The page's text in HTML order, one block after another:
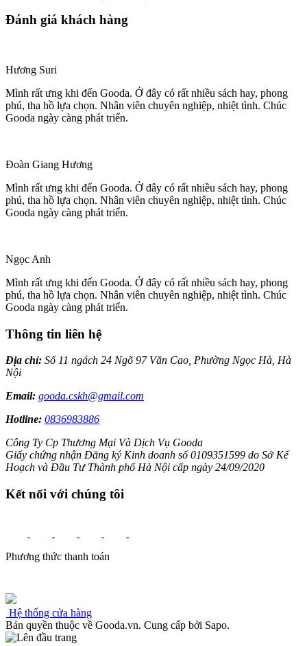
Đánh giá khách hàng
Hương Suri
Mình rất ưng khi đến Gooda. Ở đây có rất nhiều sách hay, phong
phú, tha hồ lựa chọn. Nhân viên chuyên nghiệp, nhiệt tình. Chúc
Gooda ngày càng phát triển.
Đoàn Giang Hương
Mình rất ưng khi đến Gooda. Ở đây có rất nhiều sách hay, phong
phú, tha hồ lựa chọn. Nhân viên chuyên nghiệp, nhiệt tình. Chúc
Gooda ngày càng phát triển.
Ngọc Anh
Mình rất ưng khi đến Gooda. Ở đây có rất nhiều sách hay, phong
phú, tha hồ lựa chọn. Nhân viên chuyên nghiệp, nhiệt tình. Chúc
Gooda ngày càng phát triển.
Thông tin liên hệ
Địa chỉ: Số 11 ngách 24 Ngõ 97 Văn Cao, Phường Ngọc Hà, Hà
Nội
Email: gooda.cskh@gmail.com
Hotline: 0836983886
Công Ty Cp Thương Mại Và Dịch Vụ Gooda
Giấy chứng nhận Đăng ký Kinh doanh số 0109351599 do Sở Kế
Hoạch và Đầu Tư Thành phố Hà Nội cấp ngày 24/09/2020
Kết nối với chúng tôi
Phương thức thanh toán
Hệ thống cửa hàng
Bản quyền thuộc về Gooda.vn. Cung cấp bởi Sapo.